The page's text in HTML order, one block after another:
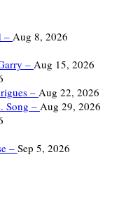
– Aug 8, 2026
– Aug 15, 2026
– Aug 22, 2026
Song – Aug 29, 2026
– Sep 5, 2026